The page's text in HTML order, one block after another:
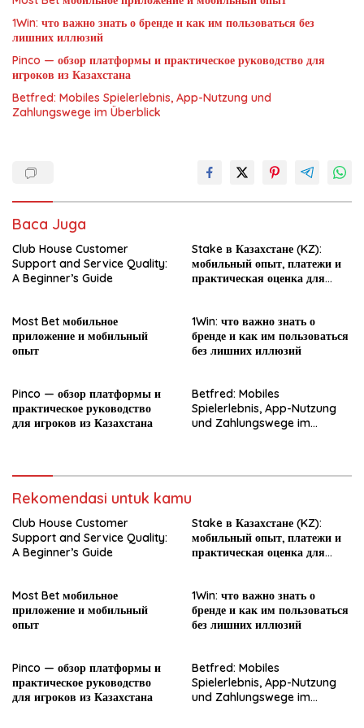
1Win: что важно знать о бренде и как им пользоваться без
лишних иллюзий
Pinco — обзор платформы и практическое руководство для
игроков из Казахстана
Betfred: Mobiles Spielerlebnis, App-Nutzung und
Zahlungswege im Überblick
Baca Juga
Club House Customer
Support and Service Quality:
A Beginner’s Guide
Stake в Казахстане (KZ):
мобильный опыт, платежи и
практическая оценка для
Most Bet мобильное
приложение и мобильный
опыт
1Win: что важно знать о
бренде и как им пользоваться
без лишних иллюзий
Pinco — обзор платформы и
практическое руководство
для игроков из Казахстана
Betfred: Mobiles
Spielerlebnis, App-Nutzung
und Zahlungswege im
Rekomendasi untuk kamu
Club House Customer
Support and Service Quality:
A Beginner’s Guide
Stake в Казахстане (KZ):
мобильный опыт, платежи и
практическая оценка для
Most Bet мобильное
приложение и мобильный
опыт
1Win: что важно знать о
бренде и как им пользоваться
без лишних иллюзий
Pinco — обзор платформы и
практическое руководство
для игроков из Казахстана
Betfred: Mobiles
Spielerlebnis, App-Nutzung
und Zahlungswege im